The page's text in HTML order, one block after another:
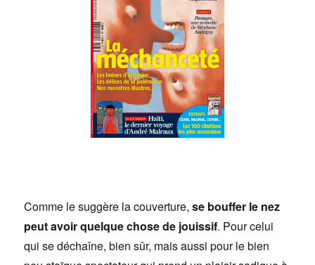
Comme le suggère la couverture,se bouffer le nez
peut avoir quelque chose de jouissif. Pour celui
qui se déchaîne, bien sûr, mais aussi pour le bien